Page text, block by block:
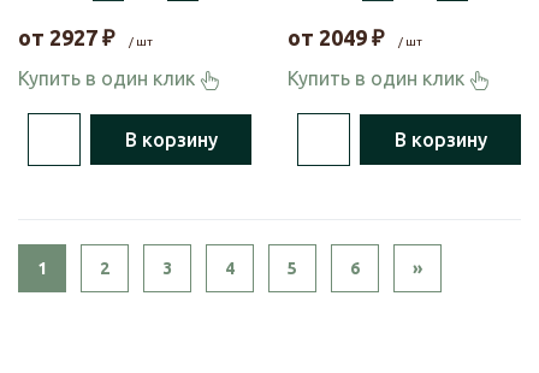
от 2927 ₽ / шт
Купить в один клик
В корзину
от 2049 ₽ / шт
Купить в один клик
В корзину
1 2 3 4 5 6 »Next